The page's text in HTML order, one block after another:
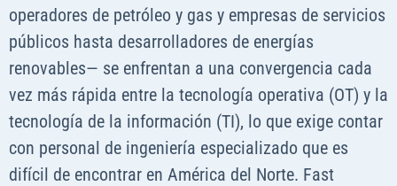
operadores de petróleo y gas y empresas de servicios
públicos hasta desarrolladores de energías
renovables— se enfrentan a una convergencia cada
vez más rápida entre la tecnología operativa (OT) y la
tecnología de la información (TI), lo que exige contar
con personal de ingeniería especializado que es
difícil de encontrar en América del Norte. Fast